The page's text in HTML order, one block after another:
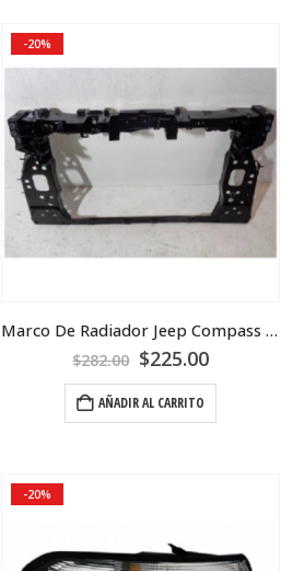
-20%
Marco De Radiador Jeep Compass 2019
$282.00 $225.00
AÑADIR AL CARRITO
-20%